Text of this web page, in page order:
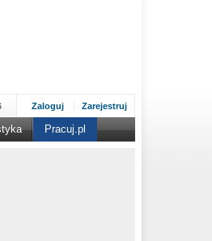
Zaloguj Zarejestruj
Pracuj.pl